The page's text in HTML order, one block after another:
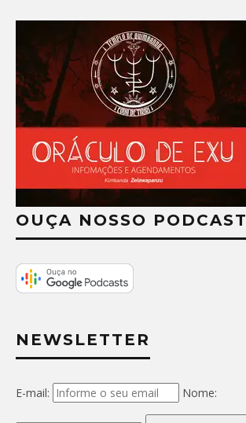
OUÇA NOSSO PODCAST
NEWSLETTER
E-mail: Nome: